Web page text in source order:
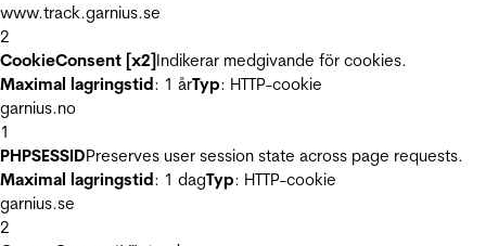
www.track.garnius.se
2
CookieConsent [x2]Indikerar medgivande för cookies.
Maximal lagringstid: 1 årTyp: HTTP-cookie
garnius.no
1
PHPSESSIDPreserves user session state across page requests.
Maximal lagringstid: 1 dagTyp: HTTP-cookie
garnius.se
2